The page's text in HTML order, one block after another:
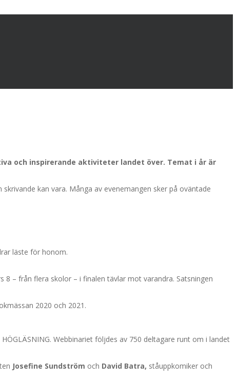
och inspirerande aktiviteter landet över. Temat i år är
kan vara. Många av evenemangen sker på oväntade
läste för honom.
8 – från flera skolor – i finalen tävlar mot varandra. Satsningen
2020 och 2021.
Webbinariet följdes av 750 deltagare runt om i landet
Josefine Sundström och David Batra, ståuppkomiker och